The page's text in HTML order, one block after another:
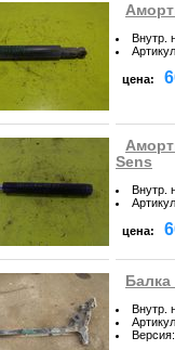
Внутр.
Артикул
цена:
Sens
Внутр.
Артикул
цена:
Внутр.
Артикул
Версия: